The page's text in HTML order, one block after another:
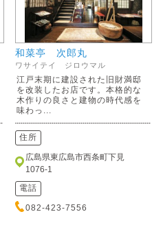
和菜亭 次郎丸
ワサイテイ ジロウマル
江戸末期に建設された旧財満邸
を改装したお店です。本格的な
木作りの良さと建物の時代感を
味わっ...
住所
広島県東広島市西条町下見
1076-1
電話
082-423-7556